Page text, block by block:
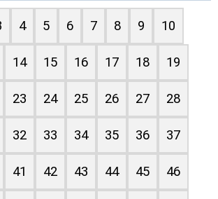
4 5 6 7 8 9 10
14 15 16 17 18 19
23 24 25 26 27 28
32 33 34 35 36 37
41 42 43 44 45 46